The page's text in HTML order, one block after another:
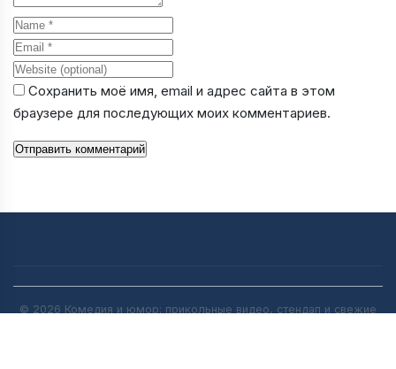
Name
Email
Website
Сохранить моё имя, email и адрес сайта в этом
браузере для последующих моих комментариев.
Отправить комментарий
© 2026 Комедия и юмор: прикольные видео, стендап и свежие